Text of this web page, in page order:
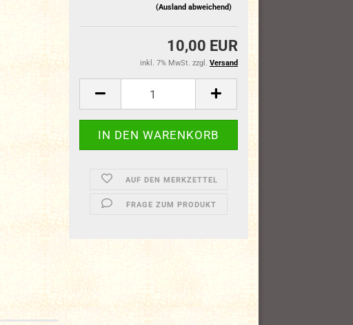
(Ausland abweichend)
10,00 EUR
inkl. 7% MwSt. zzgl. Versand
AUF DEN MERKZETTEL
FRAGE ZUM PRODUKT